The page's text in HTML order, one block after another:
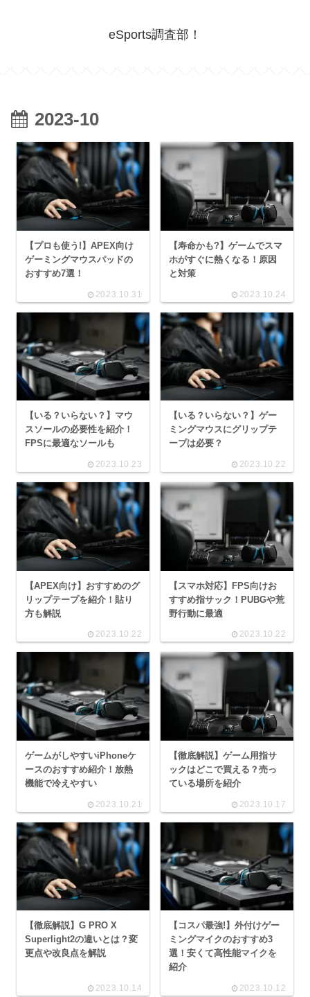
eSports調査部！
2023-10
【プロも使う!】APEX向け
ゲーミングマウスパッドの
おすすめ7選！
2023.10.31
【寿命かも?】ゲームでスマ
ホがすぐに熱くなる！原因
と対策
2023.10.24
【いる？いらない？】マウ
スソールの必要性を紹介！
FPSに最適なソールも
2023.10.23
【いる？いらない？】ゲー
ミングマウスにグリップテ
ープは必要？
2023.10.22
【APEX向け】おすすめのグ
リップテープを紹介！貼り
方も解説
2023.10.22
【スマホ対応】FPS向けお
すすめ指サック！PUBGや荒
野行動に最適
2023.10.22
ゲームがしやすいiPhoneケ
ースのおすすめ紹介！放熱
機能で冷えやすい
2023.10.21
【徹底解説】ゲーム用指サ
ックはどこで買える？売っ
ている場所を紹介
2023.10.17
【徹底解説】G PRO X
Superlight2の違いとは？変
更点や改良点を解説
2023.10.14
【コスパ最強!】外付けゲー
ミングマイクのおすすめ3
選！安くて高性能マイクを
紹介
2023.10.12